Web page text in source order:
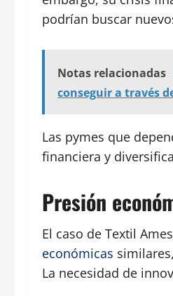
podrían buscar
Notas relacionadas
conseguir a través
Las pymes que
financiera y
Presión
El caso de Textil
económicas
La necesidad de